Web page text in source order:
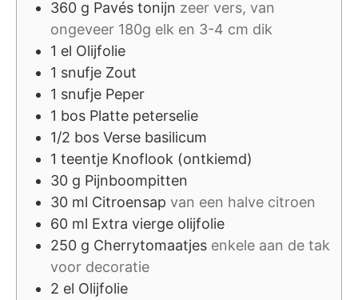
360 g Pavés tonijn zeer vers, van
ongeveer 180g elk en 3-4 cm dik
1 el Olijfolie
1 snufje Zout
1 snufje Peper
1 bos Platte peterselie
1/2 bos Verse basilicum
1 teentje Knoflook (ontkiemd)
30 g Pijnboompitten
30 ml Citroensap van een halve citroen
60 ml Extra vierge olijfolie
250 g Cherrytomaatjes enkele aan de tak
voor decoratie
2 el Olijfolie